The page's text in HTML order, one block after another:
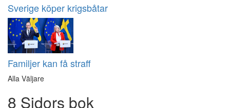
Sverige köper krigsbåtar
Familjer kan få straff
Alla Väljare
8 Sidors bok